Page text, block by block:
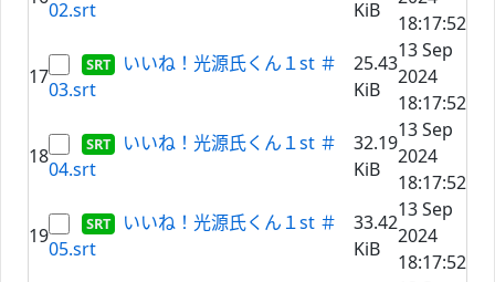
02.srt
KiB
18:17:52
17
いいね！光源氏くん１st ＃
03.srt
25.43
KiB
13 Sep
2024
18:17:52
18
いいね！光源氏くん１st ＃
04.srt
32.19
KiB
13 Sep
2024
18:17:52
19
いいね！光源氏くん１st ＃
05.srt
33.42
KiB
13 Sep
2024
18:17:52